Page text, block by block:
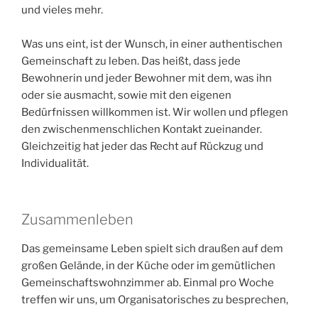
und vieles mehr.
Was uns eint, ist der Wunsch, in einer authentischen
Gemeinschaft zu leben. Das heißt, dass jede
Bewohnerin und jeder Bewohner mit dem, was ihn
oder sie ausmacht, sowie mit den eigenen
Bedürfnissen willkommen ist. Wir wollen und pflegen
den zwischenmenschlichen Kontakt zueinander.
Gleichzeitig hat jeder das Recht auf Rückzug und
Individualität.
Zusammenleben
Das gemeinsame Leben spielt sich draußen auf dem
großen Gelände, in der Küche oder im gemütlichen
Gemeinschaftswohnzimmer ab. Einmal pro Woche
treffen wir uns, um Organisatorisches zu besprechen,